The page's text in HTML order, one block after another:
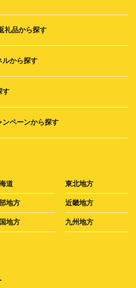
礼品から探す
ルから探す
す
ンペーンから探す
道 東北地方
地方 近畿地方
地方 九州地方